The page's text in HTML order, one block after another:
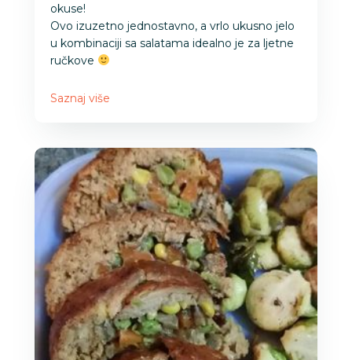
okuse!
Ovo izuzetno jednostavno, a vrlo ukusno jelo
u kombinaciji sa salatama idealno je za ljetne
ručkove
Saznaj više